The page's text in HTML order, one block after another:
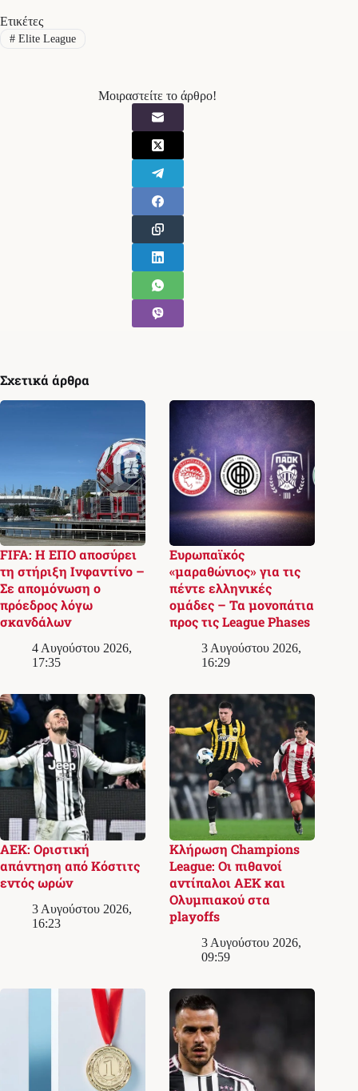
Ετικέτες
#Elite League
Μοιραστείτε το άρθρο!
Σχετικά άρθρα
FIFA: Η ΕΠΟ αποσύρει
τη στήριξη Ινφαντίνο –
Σε απομόνωση ο
πρόεδρος λόγω
σκανδάλων
4 Αυγούστου 2026,
17:35
Ευρωπαϊκός
«μαραθώνιος» για τις
πέντε ελληνικές
ομάδες – Τα μονοπάτια
προς τις League Phases
3 Αυγούστου 2026,
16:29
ΑΕΚ: Οριστική
απάντηση από Κόστιτς
εντός ωρών
3 Αυγούστου 2026,
16:23
Κλήρωση Champions
League: Οι πιθανοί
αντίπαλοι ΑΕΚ και
Ολυμπιακού στα
playoffs
3 Αυγούστου 2026,
09:59